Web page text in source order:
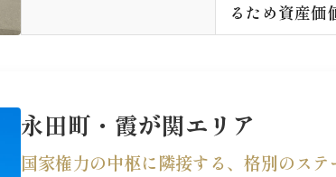
るため資産価
永田町・霞が関エリア
国家権力の中枢に隣接する、格別のス